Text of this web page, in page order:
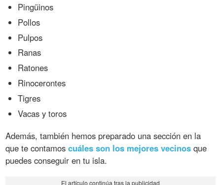
Pingüinos
Pollos
Pulpos
Ranas
Ratones
Rinocerontes
Tigres
Vacas y toros
Además, también hemos preparado una sección en la
que te contamoscuáles son los mejores vecinos que
puedes conseguir en tu isla.